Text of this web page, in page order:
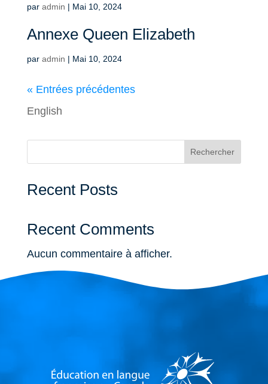
par admin | Mai 10, 2024
Annexe Queen Elizabeth
par admin | Mai 10, 2024
« Entrées précédentes
English
Rechercher
Recent Posts
Recent Comments
Aucun commentaire à afficher.